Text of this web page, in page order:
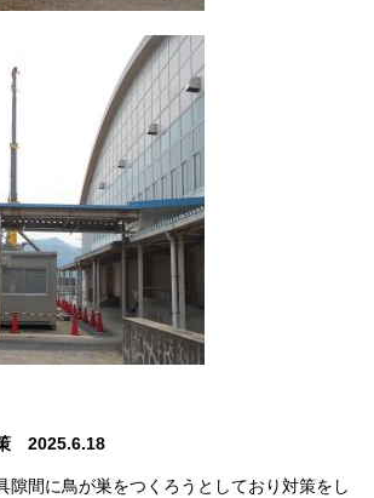
2025.6.18
隙間に鳥が巣をつくろうとしており対策をし